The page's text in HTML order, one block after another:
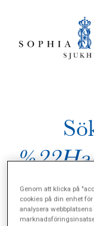
Genom att klicka på
cookies på din enhet
analysera